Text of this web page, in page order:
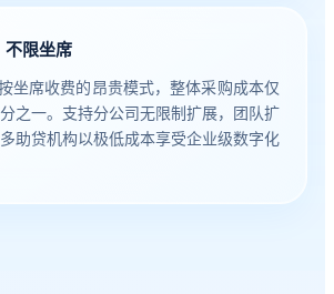
不限坐席
坐席收费的昂贵模式，整体采购成本仅
之一。支持分公司无限制扩展，团队扩
助贷机构以极低成本享受企业级数字化